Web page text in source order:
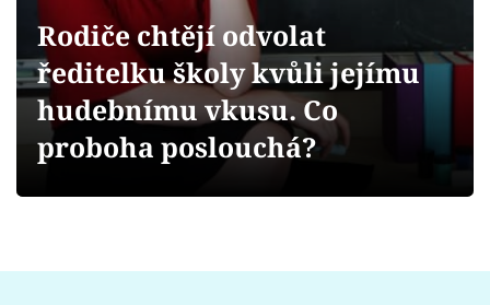
Videa
Sledujte prima+
Rodiče chtějí odvolat
ředitelku školy kvůli jejímu
hudebnímu vkusu. Co
proboha poslouchá?